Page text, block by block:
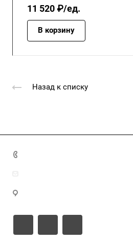
11 520 ₽/ед.
В корзину
Назад к списку